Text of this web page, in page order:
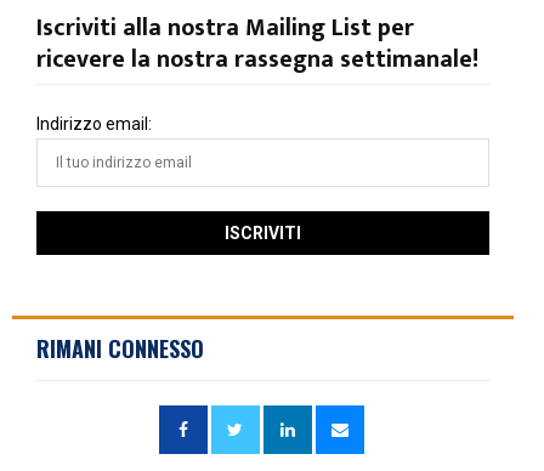
Iscriviti alla nostra Mailing List per
ricevere la nostra rassegna settimanale!
Indirizzo email:
RIMANI CONNESSO